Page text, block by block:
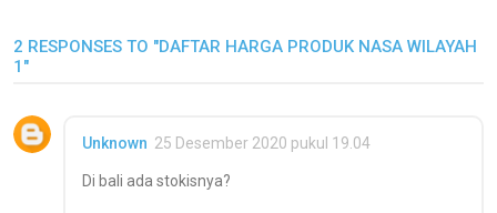
2 RESPONSES TO "DAFTAR HARGA PRODUK NASA WILAYAH
1"
Unknown 25 Desember 2020 pukul 19.04
Di bali ada stokisnya?